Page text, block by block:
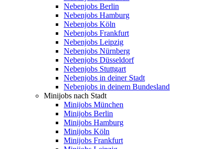
Nebenjobs Berlin
Nebenjobs Hamburg
Nebenjobs Köln
Nebenjobs Frankfurt
Nebenjobs Leipzig
Nebenjobs Nürnberg
Nebenjobs Düsseldorf
Nebenjobs Stuttgart
Nebenjobs in deiner Stadt
Nebenjobs in deinem Bundesland
Minijobs nach Stadt
Minijobs München
Minijobs Berlin
Minijobs Hamburg
Minijobs Köln
Minijobs Frankfurt